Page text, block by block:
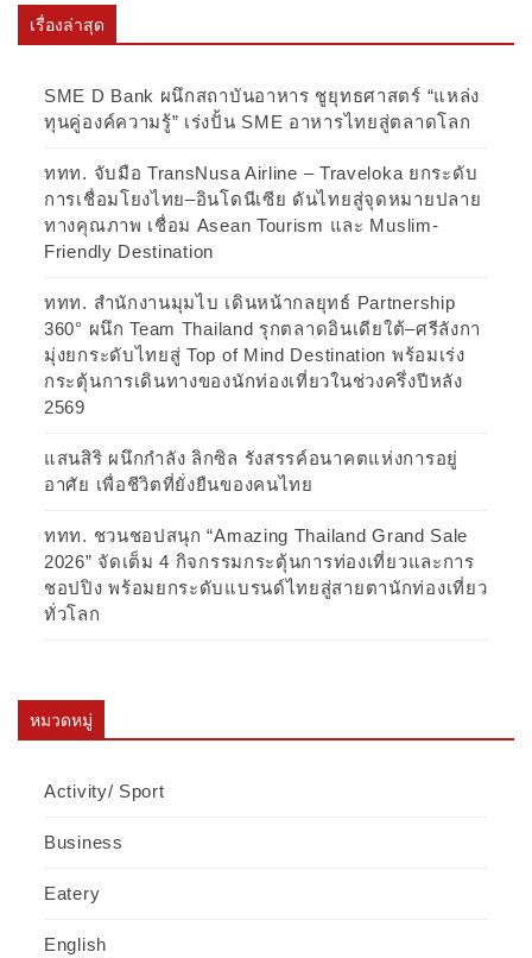
เรื่องล่าสุด
SME D Bank ผนึกสถาบันอาหาร ชูยุทธศาสตร์ “แหล่ง
ทุนคู่องค์ความรู้” เร่งปั้น SME อาหารไทยสู่ตลาดโลก
ททท. จับมือ TransNusa Airline – Traveloka ยกระดับ
การเชื่อมโยงไทย–อินโดนีเซีย ดันไทยสู่จุดหมายปลาย
ทางคุณภาพ เชื่อม Asean Tourism และ Muslim-
Friendly Destination
ททท. สำนักงานมุมไบ เดินหน้ากลยุทธ์ Partnership
360° ผนึก Team Thailand รุกตลาดอินเดียใต้–ศรีลังกา
มุ่งยกระดับไทยสู่ Top of Mind Destination พร้อมเร่ง
กระตุ้นการเดินทางของนักท่องเที่ยวในช่วงครึ่งปีหลัง
2569
แสนสิริ ผนึกกำลัง ลิกซิล รังสรรค์อนาคตแห่งการอยู่
อาศัย เพื่อชีวิตที่ยั่งยืนของคนไทย
ททท. ชวนชอปสนุก “Amazing Thailand Grand Sale
2026” จัดเต็ม 4 กิจกรรมกระตุ้นการท่องเที่ยวและการ
ชอปปิง พร้อมยกระดับแบรนด์ไทยสู่สายตานักท่องเที่ยว
ทั่วโลก
หมวดหมู่
Activity/ Sport
Business
Eatery
English